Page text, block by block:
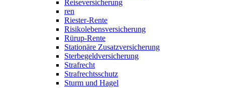
Reiseversicherung
ren
Riester-Rente
Risikolebensversicherung
Rürup-Rente
Stationäre Zusatzversicherung
Sterbegeldversicherung
Strafrecht
Strafrechtsschutz
Sturm und Hagel